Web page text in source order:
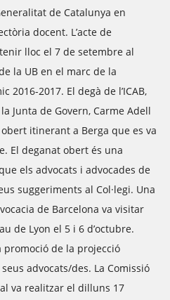
de Catalunya en
docent. L’acte de
lloc el 7 de setembre al
la UB en el marc de la
2016-2017. El degà de l’ICAB,
Junta de Govern, Carme Adell
itinerant a Berga que es va
El deganat obert és una
els advocats i advocades de
suggeriments al Col·legi. Una
de Barcelona va visitar
de Lyon el 5 i 6 d’octubre.
promoció de la projecció
advocats/des. La Comissió
va realitzar el dilluns 17